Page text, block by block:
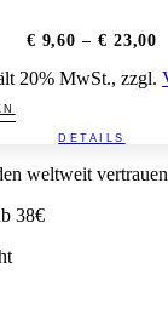
der
gewählt
€ 9,60 – € 23,00
20% MwSt., zzgl.
Produkt
mehrere
auf.
DETAILS
weltweit
38€